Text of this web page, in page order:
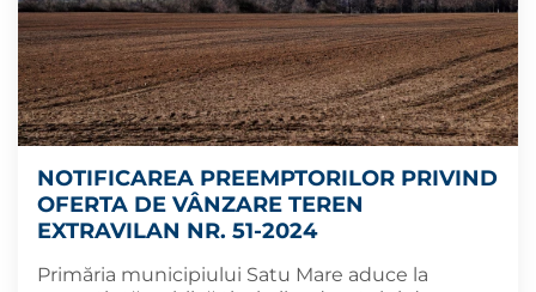
NOTIFICAREA PREEMPTORILOR PRIVIND
OFERTA DE VÂNZARE TEREN
EXTRAVILAN NR. 51-2024
Primăria municipiului Satu Mare aduce la